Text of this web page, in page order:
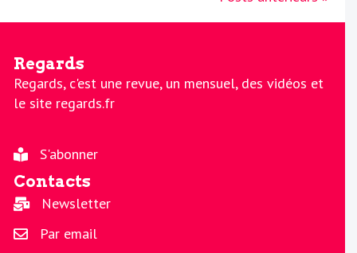
Regards
Regards, c'est une revue, un mensuel, des vidéos et
le site regards.fr
S'abonner
Contacts
Newsletter
Par email